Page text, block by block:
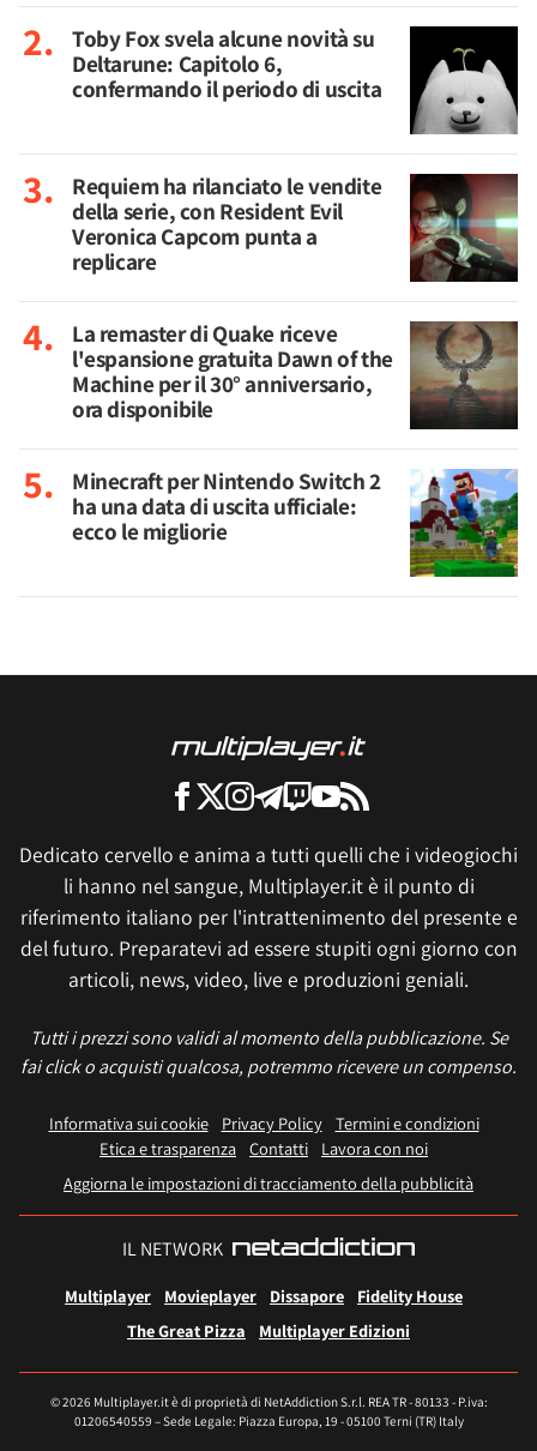
Toby Fox svela alcune novità su
Deltarune: Capitolo 6,
confermando il periodo di uscita
Requiem ha rilanciato le vendite
della serie, con Resident Evil
Veronica Capcom punta a
replicare
La remaster di Quake riceve
l'espansione gratuita Dawn of the
Machine per il 30° anniversario,
ora disponibile
Minecraft per Nintendo Switch 2
ha una data di uscita ufficiale:
ecco le migliorie
Dedicato cervello e anima a tutti quelli che i videogiochi
li hanno nel sangue, Multiplayer.it è il punto di
riferimento italiano per l'intrattenimento del presente e
del futuro. Preparatevi ad essere stupiti ogni giorno con
articoli, news, video, live e produzioni geniali.
Tutti i prezzi sono validi al momento della pubblicazione. Se
fai click o acquisti qualcosa, potremmo ricevere un compenso.
Informativa sui cookie Privacy Policy
Termini e condizioni
Etica e trasparenza Contatti
Lavora con noi
Aggiorna le impostazioni di tracciamento della pubblicità
IL NETWORK
Multiplayer Movieplayer Dissapore
Fidelity House
The Great Pizza
Multiplayer Edizioni
© 2026 Multiplayer.it è di proprietà di NetAddiction S.r.l. REA TR - 80133 - P.iva:
01206540559 – Sede Legale: Piazza Europa, 19 - 05100 Terni (TR) Italy